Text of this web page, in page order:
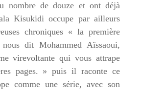
nombre de douze et ont déjà
Kisukidi occupe par ailleurs
chroniques « la première
dit Mohammed Aïssaoui,
virevoltante qui vous attrape
pages. » puis il raconte ce
comme une série, avec son